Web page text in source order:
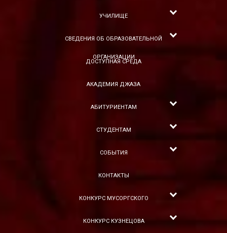
УЧИЛИЩЕ
СВЕДЕНИЯ ОБ ОБРАЗОВАТЕЛЬНОЙ
ОРГАНИЗАЦИИ
ДОСТУПНАЯ СРЕДА
АКАДЕМИЯ ДЖАЗА
АБИТУРИЕНТАМ
СТУДЕНТАМ
СОБЫТИЯ
КОНТАКТЫ
КОНКУРС МУСОРГСКОГО
КОНКУРС КУЗНЕЦОВА